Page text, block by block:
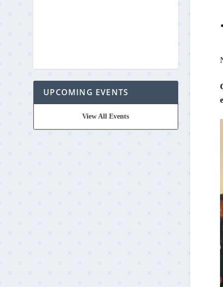
UPCOMING EVENTS
View All Events